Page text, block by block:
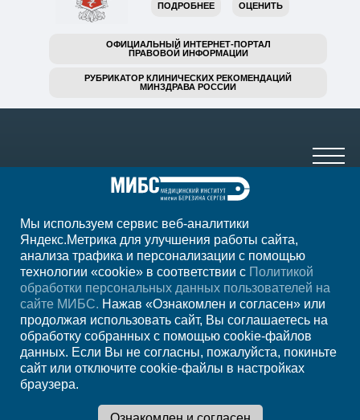
ПОДРОБНЕЕ ОЦЕНИТЬ
ОФИЦИАЛЬНЫЙ ИНТЕРНЕТ-ПОРТАЛ
ПРАВОВОЙ ИНФОРМАЦИИ
РУБРИКАТОР КЛИНИЧЕСКИХ РЕКОМЕНДАЦИЙ
МИНЗДРАВА РОССИИ
+7 (3842) 65-77-03
ежедн. 7.00-24.00
РегионКемерово
Записаться на
прием
Мы используем сервис веб-аналитики
Яндекс.Метрика для улучшения работы сайта,
анализа трафика и персонализации с помощью
технологии «cookie» в соответствии с Политикой
обработки персональных данных пользователей на
сайте МИБС. Нажав «Ознакомлен и согласен» или
продолжая использовать сайт, Вы соглашаетесь на
обработку собранных с помощью cookie-файлов
данных. Если Вы не согласны, пожалуйста, покиньте
сайт или отключите cookie-файлы в настройках
браузера.